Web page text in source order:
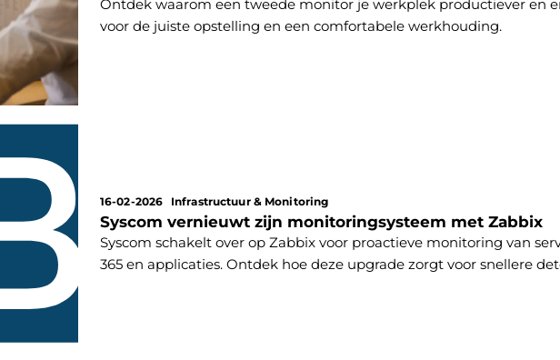
Ontdek waarom een tweede monitor je werkplek productiever en
voor de juiste opstelling en een comfortabele werkhouding.
16-02-2026 Infrastructuur & Monitoring
Syscom vernieuwt zijn monitoringsysteem met Zabbix
Syscom schakelt over op Zabbix voor proactieve monitoring van
365 en applicaties. Ontdek hoe deze upgrade zorgt voor snellere